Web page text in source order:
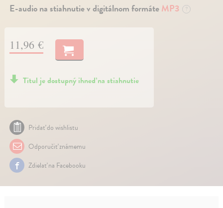
E-audio na stiahnutie v digitálnom formáteMP3 ?
11,96 €
Titul je dostupný ihneď na stiahnutie
Pridať do wishlistu
Odporučiť známemu
Zdielať na Facebooku